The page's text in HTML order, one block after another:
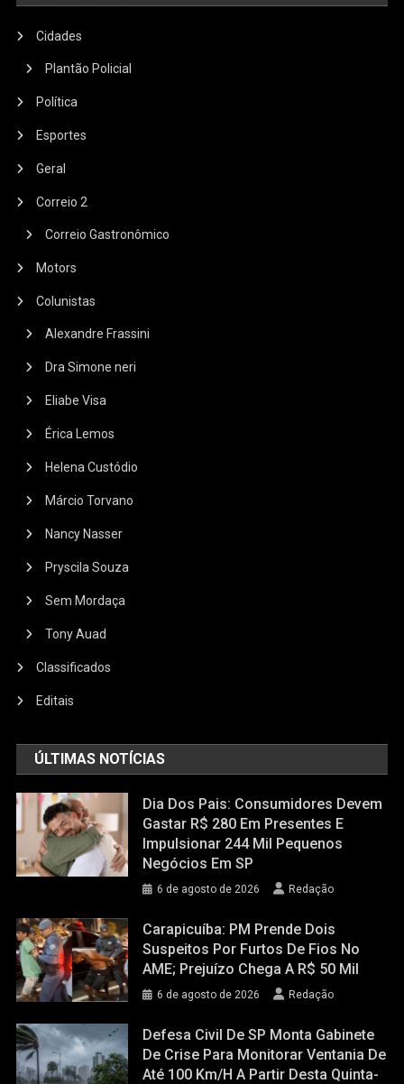
Cidades
Plantão Policial
Política
Esportes
Geral
Correio 2
Correio Gastronômico
Motors
Colunistas
Alexandre Frassini
Dra Simone neri
Eliabe Visa
Érica Lemos
Helena Custódio
Márcio Torvano
Nancy Nasser
Pryscila Souza
Sem Mordaça
Tony Auad
Classificados
Editais
ÚLTIMAS NOTÍCIAS
Dia Dos Pais: Consumidores Devem
Gastar R$ 280 Em Presentes E
Impulsionar 244 Mil Pequenos
Negócios Em SP
6 de agosto de 2026 Redação
Carapicuíba: PM Prende Dois
Suspeitos Por Furtos De Fios No
AME; Prejuízo Chega A R$ 50 Mil
6 de agosto de 2026 Redação
Defesa Civil De SP Monta Gabinete
De Crise Para Monitorar Ventania De
Até 100 Km/h A Partir Desta Quinta-